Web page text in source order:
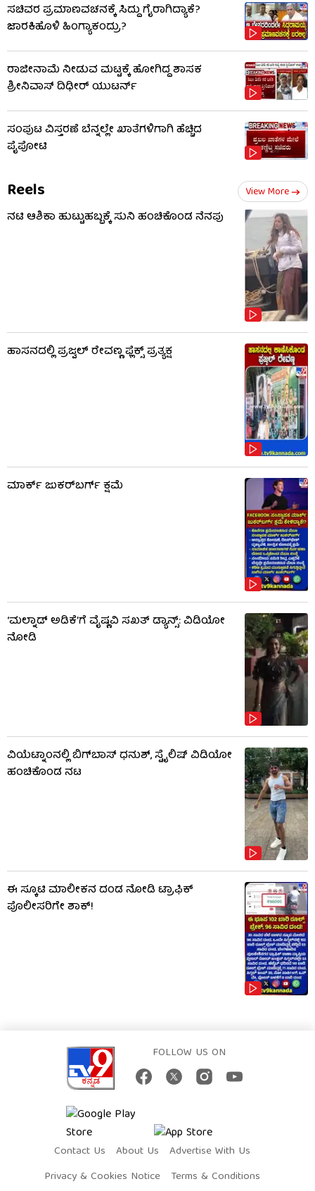
ಸಚಿವರ ಪ್ರಮಾಣವಚನಕ್ಕೆ ಸಿದ್ದು ಗೈರಾಗಿದ್ಯಾಕೆ?
ಜಾರಕಿಹೊಳಿ ಹಿಂಗ್ಯಾಕಂದ್ರು?
ರಾಜೀನಾಮೆ ನೀಡುವ ಮಟ್ಟಕ್ಕೆ ಹೋಗಿದ್ದ ಶಾಸಕ
ಶ್ರೀನಿವಾಸ್ ದಿಢೀರ್ ಯುಟರ್ನ್
ಸಂಪುಟ ವಿಸ್ತರಣೆ ಬೆನ್ನಲ್ಲೇ ಖಾತೆಗಳಿಗಾಗಿ ಹೆಚ್ಚಿದ
ಪೈಪೋಟಿ
Reels View More
ನಟಿ ಆಶಿಕಾ ಹುಟ್ಟುಹಬ್ಬಕ್ಕೆ ಸುನಿ ಹಂಚಿಕೊಂಡ ನೆನಪು
ಹಾಸನದಲ್ಲಿ ಪ್ರಜ್ವಲ್ ರೇವಣ್ಣ ಫ್ಲೆಕ್ಸ್ ಪ್ರತ್ಯಕ್ಷ
ಮಾರ್ಕ್ ಜುಕರ್‌ಬರ್ಗ್ ಕ್ಷಮೆ
‘ಮಲ್ನಾಡ್ ಅಡಿಕೆ’ಗೆ ವೈಷ್ಣವಿ ಸಖತ್ ಡ್ಯಾನ್ಸ್: ವಿಡಿಯೋ
ನೋಡಿ
ವಿಯೆಟ್ನಾಂನಲ್ಲಿ ಬಿಗ್​​ಬಾಸ್ ಧನುಶ್, ಸ್ಟೈಲಿಷ್ ವಿಡಿಯೋ
ಹಂಚಿಕೊಂಡ ನಟ
ಈ ಸ್ಕೂಟಿ ಮಾಲೀಕನ ದಂಡ ನೋಡಿ ಟ್ರಾಫಿಕ್
ಪೊಲೀಸರಿಗೇ ಶಾಕ್!
FOLLOW US ON
Contact Us About Us
Advertise With Us
Privacy & Cookies Notice
Terms & Conditions